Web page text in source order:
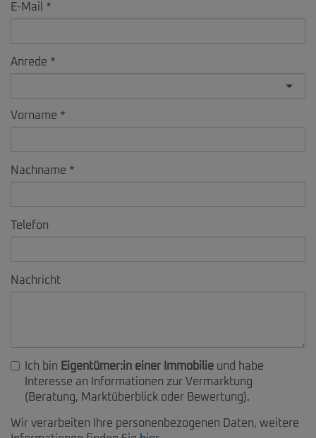
E-Mail
Anrede
Vorname
Nachname
Telefon
Nachricht
Ich bin Eigentümer:in einer Immobilie und habe
Interesse an Informationen zur Vermarktung
(Beratung, Marktüberblick oder Bewertung).
Wir verarbeiten Ihre personenbezogenen Daten, weitere